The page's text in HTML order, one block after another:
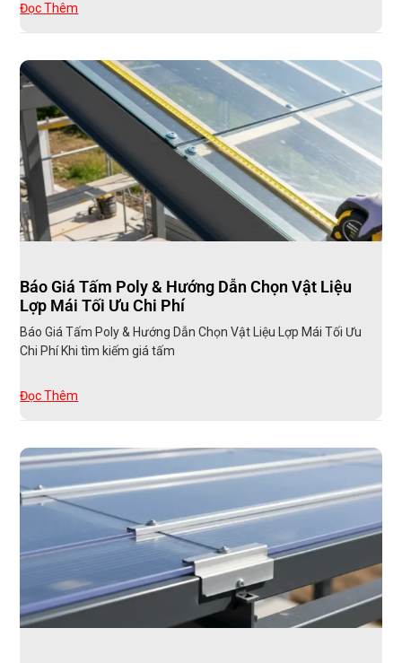
Đọc Thêm
Báo Giá Tấm Poly & Hướng Dẫn Chọn Vật Liệu
Lợp Mái Tối Ưu Chi Phí
Báo Giá Tấm Poly & Hướng Dẫn Chọn Vật Liệu Lợp Mái Tối Ưu
Chi Phí Khi tìm kiếm giá tấm
Đọc Thêm